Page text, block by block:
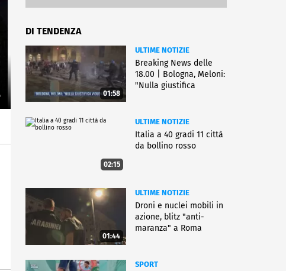
DI TENDENZA
01:58
ULTIME NOTIZIE
Breaking News delle
18.00 | Bologna, Meloni:
"Nulla giustifica
02:15
ULTIME NOTIZIE
Italia a 40 gradi 11 città
da bollino rosso
01:44
ULTIME NOTIZIE
Droni e nuclei mobili in
azione, blitz "anti-
maranza" a Roma
SPORT